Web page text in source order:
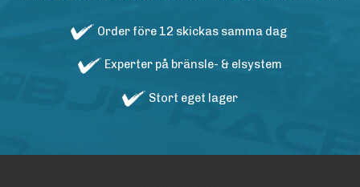
Order före 12 skickas samma dag
Experter på bränsle- & elsystem
Stort eget lager